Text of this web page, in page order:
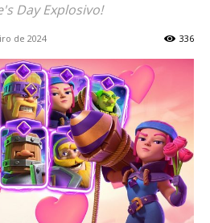
Day Explosivo!
de 2024 336